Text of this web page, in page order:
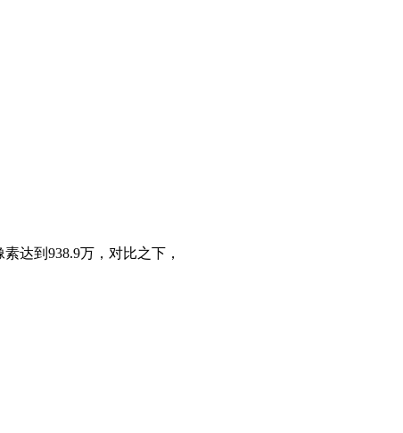
达到938.9万，对比之下，